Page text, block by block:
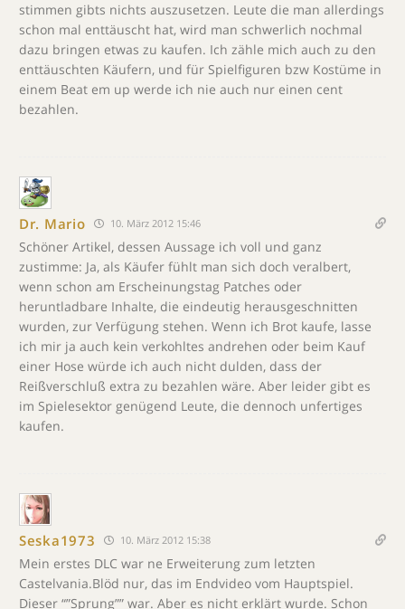
stimmen gibts nichts auszusetzen. Leute die man allerdings
schon mal enttäuscht hat, wird man schwerlich nochmal
dazu bringen etwas zu kaufen. Ich zähle mich auch zu den
enttäuschten Käufern, und für Spielfiguren bzw Kostüme in
einem Beat em up werde ich nie auch nur einen cent
bezahlen.
Dr. Mario 10. März 2012 15:46
Schöner Artikel, dessen Aussage ich voll und ganz
zustimme: Ja, als Käufer fühlt man sich doch veralbert,
wenn schon am Erscheinungstag Patches oder
heruntladbare Inhalte, die eindeutig herausgeschnitten
wurden, zur Verfügung stehen. Wenn ich Brot kaufe, lasse
ich mir ja auch kein verkohltes andrehen oder beim Kauf
einer Hose würde ich auch nicht dulden, dass der
Reißverschluß extra zu bezahlen wäre. Aber leider gibt es
im Spielesektor genügend Leute, die dennoch unfertiges
kaufen.
Seska1973 10. März 2012 15:38
Mein erstes DLC war ne Erweiterung zum letzten
Castelvania.Blöd nur, das im Endvideo vom Hauptspiel.
Dieser “”Sprung”” war. Aber es nicht erklärt wurde. Schon